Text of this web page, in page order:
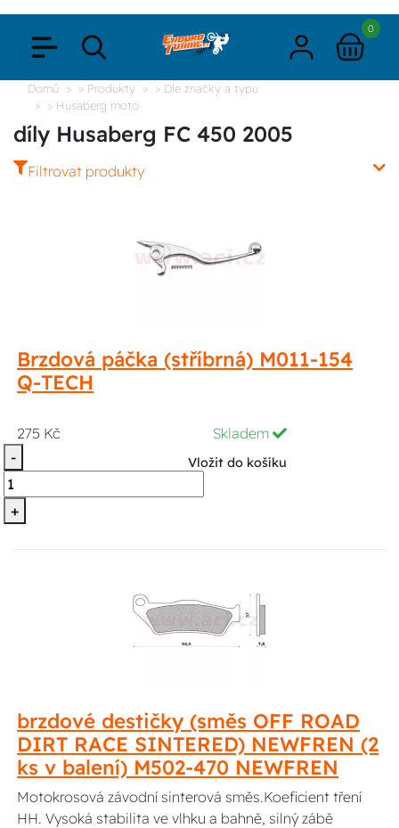
0
Domů > Produkty
> Dle značky a typu
> Husaberg moto
díly Husaberg FC 450 2005
Filtrovat produkty
Brzdová páčka (stříbrná) M011-154
Q-TECH
275 Kč
Skladem
-
+
Vložit do košíku
brzdové destičky (směs OFF ROAD
DIRT RACE SINTERED) NEWFREN (2
ks v balení) M502-470 NEWFREN
Motokrosová závodní sinterová směs.Koeficient tření
HH. Vysoká stabilita ve vlhku a bahně, silný zábě